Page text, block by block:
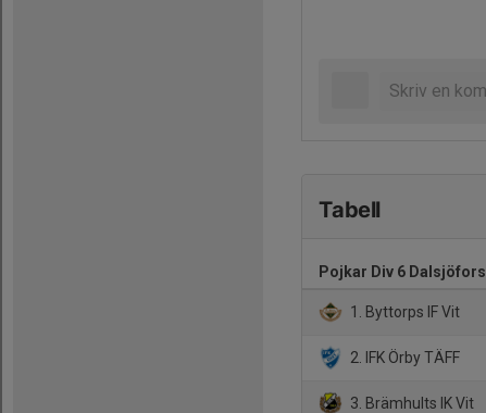
Tabell
Pojkar Div 6 Dalsjöfors
1. Byttorps IF Vit
2. IFK Örby TÄFF
3. Brämhults IK Vit